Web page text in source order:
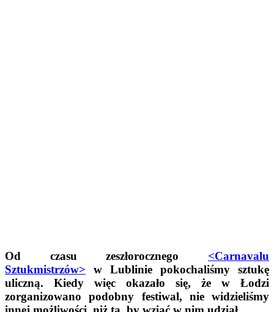
Od czasu zeszłorocznego <Carnavalu
Sztukmistrzów> w Lublinie pokochaliśmy sztukę
uliczną. Kiedy więc okazało się, że w Łodzi
zorganizowano podobny festiwal, nie widzieliśmy